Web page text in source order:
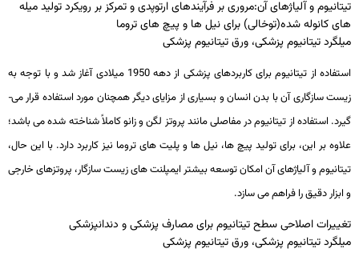
تیتانیوم و آلیاژهای آن:مروری بر فرآیندهای ارتوپدی و تمرکز بر رویکرد تولید میله
های کانوله شده(توخالی) برای نیل ها و پیچ های تروما
میلگرد تیتانیوم پزشکی، ورق تیتانیوم پزشکی
استفاده از تیتانیوم برای کاربردهای پزشکی از دهه 1950 میلادی آغاز شد و با توجه به
زیست سازگاری آن با بدن انسان و بسیاری از مزایای دیگر همچنان مورد استفاده قرار می­
گیرد. استفاده از تیتانیوم در مفاصلی مانند پروتز لگن و زانو کاملاً شناخته شده می ­باشد؛
علاوه بر این، برای تولید پیچ­ ها­، نیل ­ها و پلیت­ های تروما نیز کاربرد دارد. با این حال،
تیتانیوم و آلیاژهای آن امکان توسعه بیشتر ایمپلنت­ های زیست سازگار، پروتز­های خارجی
و ابزار دقیق را فراهم می­ سازد.
تغییرات اصلاحی سطح تیتانیوم برای مصارف پزشکی و دندانپزشکی
میلگرد تیتانیوم پزشکی، ورق تیتانیوم پزشکی